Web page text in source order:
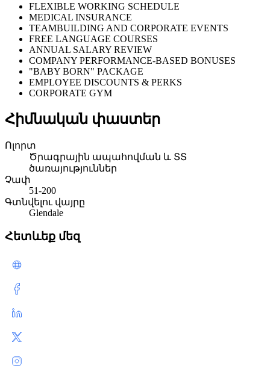
FLEXIBLE WORKING SCHEDULE
MEDICAL INSURANCE
TEAMBUILDING AND CORPORATE EVENTS
FREE LANGUAGE COURSES
ANNUAL SALARY REVIEW
COMPANY PERFORMANCE-BASED BONUSES
"BABY BORN" PACKAGE
EMPLOYEE DISCOUNTS & PERKS
CORPORATE GYM
Հիմնական փաստեր
Ոլորտ
Ծրագրային ապահովման և ՏՏ
ծառայություններ
Չափ
51-200
Գտնվելու վայրը
Glendale
Հետևեք մեզ